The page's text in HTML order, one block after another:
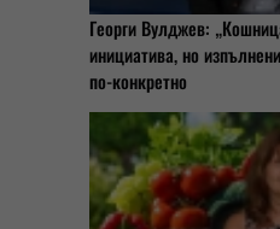
Георги Вулджев:
инициатива, но
по-конкретно